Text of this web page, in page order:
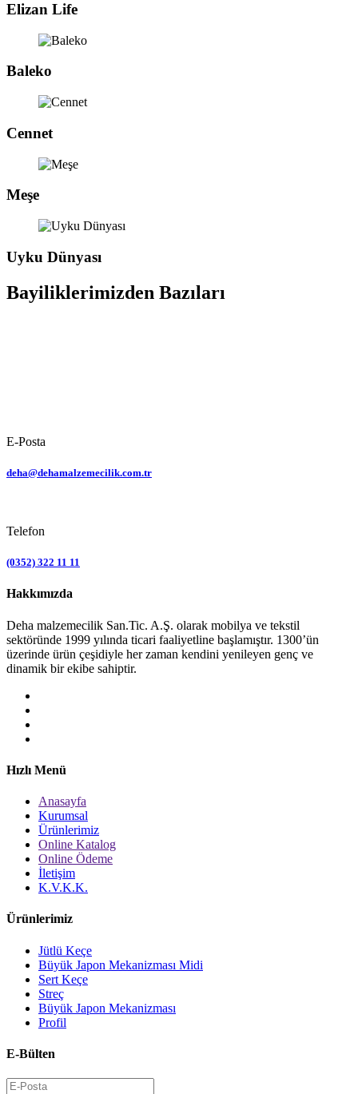
Elizan Life
Baleko
Cennet
Meşe
Uyku Dünyası
Bayiliklerimizden Bazıları
E-Posta
deha@dehamalzemecilik.com.tr
Telefon
(0352) 322 11 11
Hakkımızda
Deha malzemecilik San.Tic. A.Ş. olarak mobilya ve tekstil
sektöründe 1999 yılında ticari faaliyetline başlamıştır. 1300’ün
üzerinde ürün çeşidiyle her zaman kendini yenileyen genç ve
dinamik bir ekibe sahiptir.
Hızlı Menü
Anasayfa
Kurumsal
Ürünlerimiz
Online Katalog
Online Ödeme
İletişim
K.V.K.K.
Ürünlerimiz
Jütlü Keçe
Büyük Japon Mekanizması Midi
Sert Keçe
Streç
Büyük Japon Mekanizması
Profil
E-Bülten